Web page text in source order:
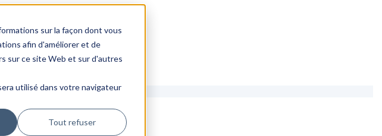
sur la façon dont vous
afin d'améliorer et de
sur ce site Web et sur d'autres
utilisé dans votre navigateur
Tout refuser